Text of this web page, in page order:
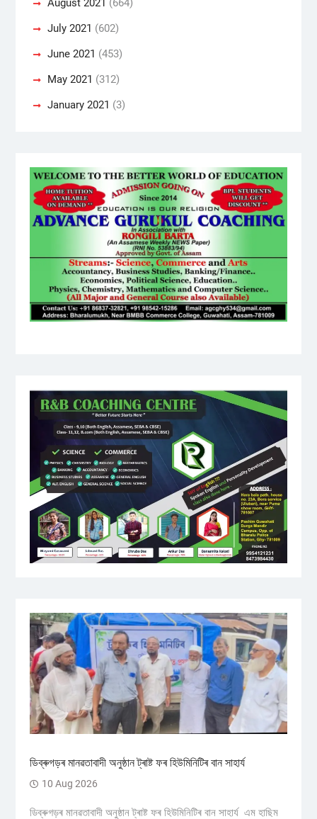
July 2021 (602)
June 2021 (453)
May 2021 (312)
January 2021 (3)
ডিব্ৰুগড়ৰ মানৱতাবাদী অনুষ্ঠান ট্ৰাষ্ট ফৰ হিউমিনিটিৰ বান সাহাৰ্য
10 Aug 2026
ডিব্ৰুগড়ৰ মানৱতাবাদী অনুষ্ঠান ট্ৰাষ্ট ফৰ হিউমিনিটিৰ বান সাহাৰ্য এম হাছিম